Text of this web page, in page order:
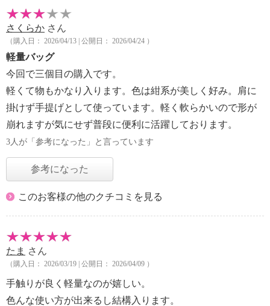
さくらか さん
（購入日： 2026/04/13 | 公開日： 2026/04/24 ）
軽量バッグ
今回で三個目の購入です。
軽くて物もかなり入ります。色は紺系が美しく好み。肩に
掛けず手提げとして使っています。軽く軟らかいので形が
崩れますが気にせず普段に便利に活躍しております。
3人が「参考になった」と言っています
参考になった
このお客様の他のクチコミを見る
たま さん
（購入日： 2026/03/19 | 公開日： 2026/04/09 ）
手触りが良く軽量なのが嬉しい。
色んな使い方が出来るし結構入ります。